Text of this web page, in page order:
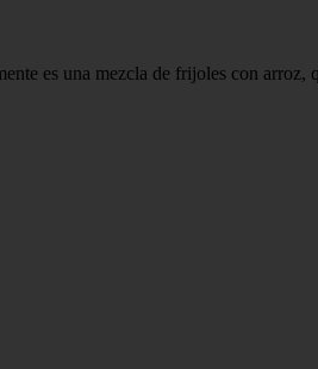
es una mezcla de frijoles con